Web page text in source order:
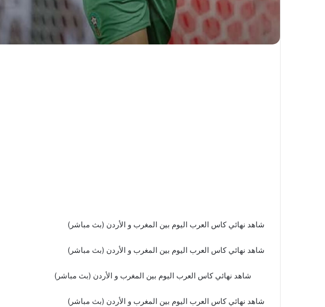
شاهد نهائي كاس العرب اليوم بين المغرب و الأردن (بث مباشر)
شاهد نهائي كاس العرب اليوم بين المغرب و الأردن (بث مباشر)
شاهد نهائي كاس العرب اليوم بين المغرب و الأردن (بث مباشر)
شاهد نهائي كاس العرب اليوم بين المغرب و الأردن (بث مباشر)